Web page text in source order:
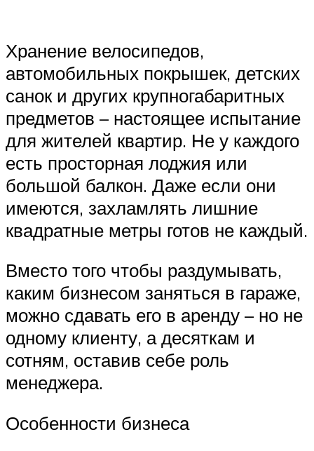
Хранение велосипедов,
автомобильных покрышек, детских
санок и других крупногабаритных
предметов – настоящее испытание
для жителей квартир. Не у каждого
есть просторная лоджия или
большой балкон. Даже если они
имеются, захламлять лишние
квадратные метры готов не каждый.
Вместо того чтобы раздумывать,
каким бизнесом заняться в гараже,
можно сдавать его в аренду – но не
одному клиенту, а десяткам и
сотням, оставив себе роль
менеджера.
Особенности бизнеса